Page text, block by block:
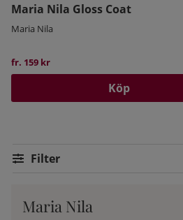
Maria Nila Gloss Coat
Maria Nila
fr. 159 kr
Köp
Filtrera
Maria Nila